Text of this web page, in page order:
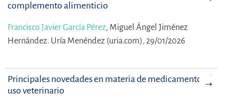
complemento alimenticio
Francisco Javier García Pérez, Miguel Ángel Jiménez
Hernández. Uría Menéndez (uria.com), 29/01/2026
Principales novedades en materia de medicamentos de
uso veterinario